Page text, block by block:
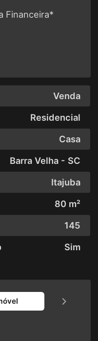
Financeira*
Venda
Residencial
Casa
Barra Velha - SC
Itajuba
80 m²
145
Sim